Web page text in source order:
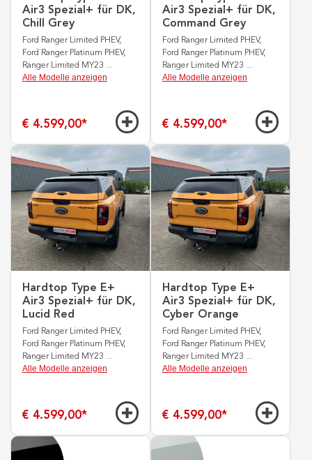
Air3 Spezial+ für DK,
Chill Grey
Ford Ranger Limited PHEV,
Ford Ranger Platinum PHEV,
Ranger Limited MY23 ...
Alle Modelle anzeigen
€ 4.599,00*
Air3 Spezial+ für DK,
Command Grey
Ford Ranger Limited PHEV,
Ford Ranger Platinum PHEV,
Ranger Limited MY23 ...
Alle Modelle anzeigen
€ 4.599,00*
Hardtop Type E+
Air3 Spezial+ für DK,
Lucid Red
Ford Ranger Limited PHEV,
Ford Ranger Platinum PHEV,
Ranger Limited MY23 ...
Alle Modelle anzeigen
€ 4.599,00*
Hardtop Type E+
Air3 Spezial+ für DK,
Cyber Orange
Ford Ranger Limited PHEV,
Ford Ranger Platinum PHEV,
Ranger Limited MY23 ...
Alle Modelle anzeigen
€ 4.599,00*